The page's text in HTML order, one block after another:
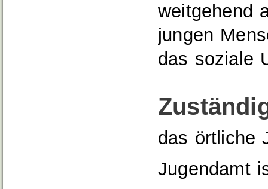
weitgehend
jungen
das soziale
das örtliche
Jugendamt